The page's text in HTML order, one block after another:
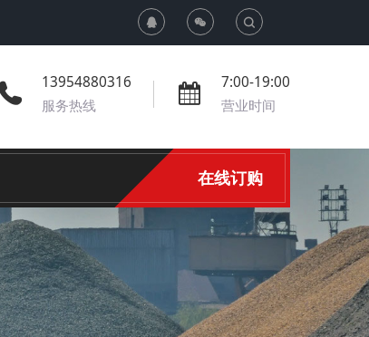
T
o
l
S
13954880316
服务热线
7:00-19:00
营业时间
在线订购